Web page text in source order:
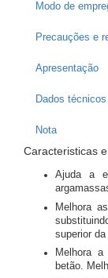
Modo de
Precauções e
Apresentação
Dados técnicos
Nota
Caracteristicas
Ajuda a
Melhora
superior
Melhora
betão.